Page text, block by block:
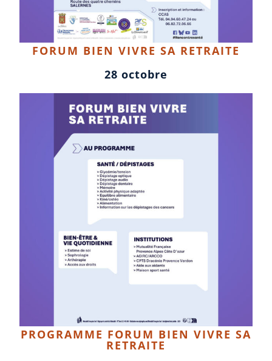
FORUM BIEN VIVRE SA RETRAITE
28 octobre
PROGRAMME FORUM BIEN VIVRE SA
RETRAITE